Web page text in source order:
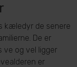
kæledyr de senere
De er
ve og vel ligger
er